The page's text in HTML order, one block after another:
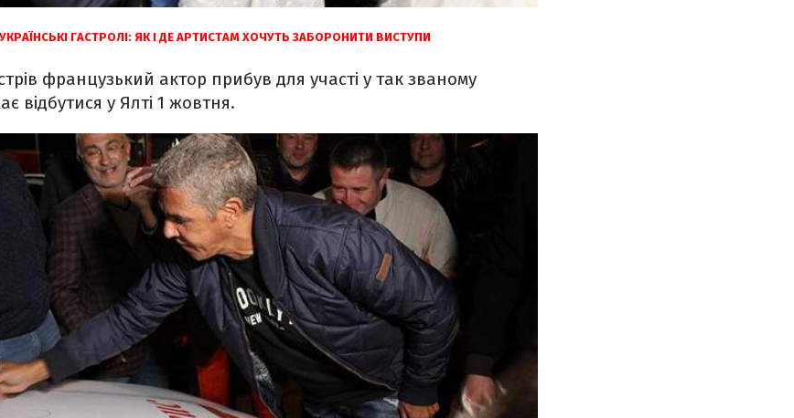
ГАСТРОЛІ: ЯК І ДЕ АРТИСТАМ ХОЧУТЬ ЗАБОРОНИТИ ВИСТУПИ
французький актор прибув для участі у так званому
відбутися у Ялті 1 жовтня.